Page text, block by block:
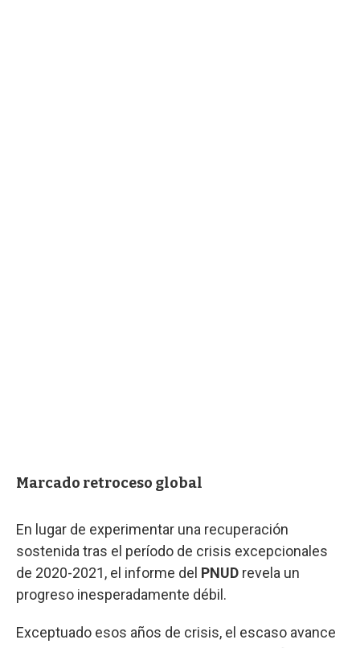
Marcado retroceso global
En lugar de experimentar una recuperación
sostenida tras el período de crisis excepcionales
de 2020-2021, el informe del PNUD revela un
progreso inesperadamente débil.
Exceptuado esos años de crisis, el escaso avance